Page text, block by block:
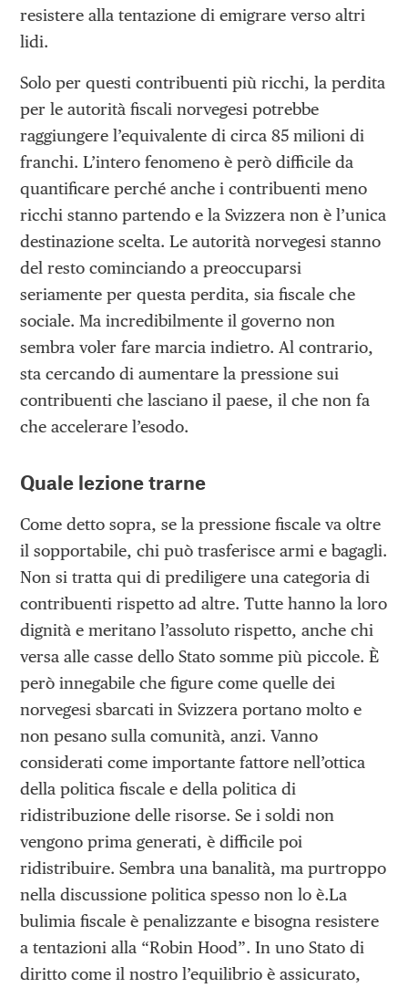
resistere alla tentazione di emigrare verso altri
lidi.
Solo per questi contribuenti più ricchi, la perdita
per le autorità fiscali norvegesi potrebbe
raggiungere l’equivalente di circa 85 milioni di
franchi. L’intero fenomeno è però difficile da
quantificare perché anche i contribuenti meno
ricchi stanno partendo e la Svizzera non è l’unica
destinazione scelta. Le autorità norvegesi stanno
del resto cominciando a preoccuparsi
seriamente per questa perdita, sia fiscale che
sociale. Ma incredibilmente il governo non
sembra voler fare marcia indietro. Al contrario,
sta cercando di aumentare la pressione sui
contribuenti che lasciano il paese, il che non fa
che accelerare l’esodo.
Quale lezione trarne
Come detto sopra, se la pressione fiscale va oltre
il sopportabile, chi può trasferisce armi e bagagli.
Non si tratta qui di prediligere una categoria di
contribuenti rispetto ad altre. Tutte hanno la loro
dignità e meritano l’assoluto rispetto, anche chi
versa alle casse dello Stato somme più piccole. È
però innegabile che figure come quelle dei
norvegesi sbarcati in Svizzera portano molto e
non pesano sulla comunità, anzi. Vanno
considerati come importante fattore nell’ottica
della politica fiscale e della politica di
ridistribuzione delle risorse. Se i soldi non
vengono prima generati, è difficile poi
ridistribuire. Sembra una banalità, ma purtroppo
nella discussione politica spesso non lo è.La
bulimia fiscale è penalizzante e bisogna resistere
a tentazioni alla “Robin Hood”. In uno Stato di
diritto come il nostro l’equilibrio è assicurato,